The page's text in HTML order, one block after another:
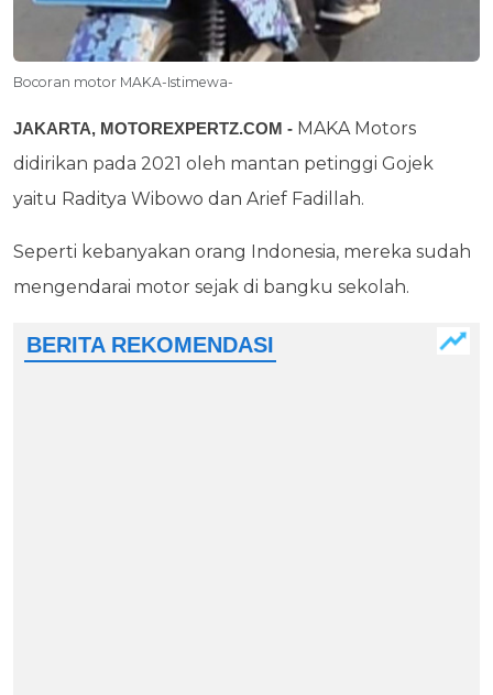
Bocoran motor MAKA-Istimewa-
JAKARTA, MOTOREXPERTZ.COM - MAKA Motors
didirikan pada 2021 oleh mantan petinggi Gojek
yaitu Raditya Wibowo dan Arief Fadillah.
Seperti kebanyakan orang Indonesia, mereka sudah
mengendarai motor sejak di bangku sekolah.